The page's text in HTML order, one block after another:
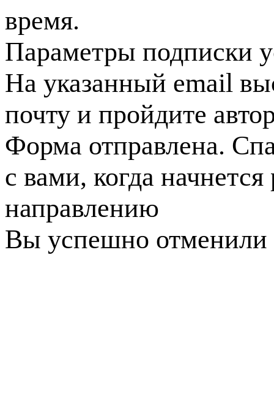
время.
Параметры подписки
На указанный email
почту и пройдите
Форма отправлена.
с вами, когда
направлению
Вы успешно отменили